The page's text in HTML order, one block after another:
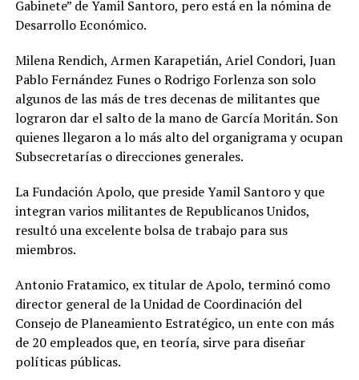
Gabinete” de Yamil Santoro, pero está en la nómina de
Desarrollo Económico.
Milena Rendich, Armen Karapetián, Ariel Condori, Juan
Pablo Fernández Funes o Rodrigo Forlenza son solo
algunos de las más de tres decenas de militantes que
lograron dar el salto de la mano de García Moritán. Son
quienes llegaron a lo más alto del organigrama y ocupan
Subsecretarías o direcciones generales.
La Fundación Apolo, que preside Yamil Santoro y que
integran varios militantes de Republicanos Unidos,
resultó una excelente bolsa de trabajo para sus
miembros.
Antonio Fratamico, ex titular de Apolo, terminó como
director general de la Unidad de Coordinación del
Consejo de Planeamiento Estratégico, un ente con más
de 20 empleados que, en teoría, sirve para diseñar
políticas públicas.